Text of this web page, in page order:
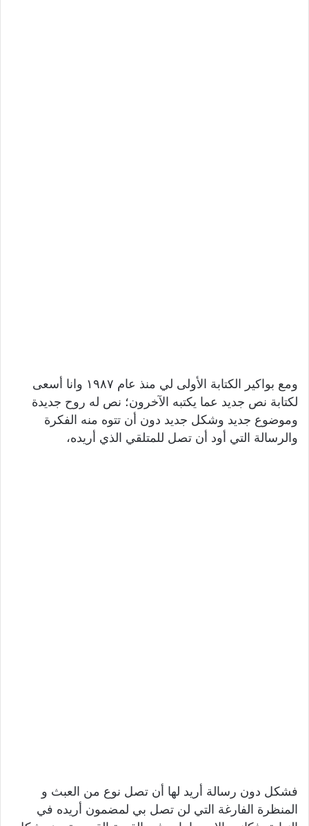
ومع بواكير الكتابة الأولى لي منذ عام ١٩٨٧ وانا أسعى
لكتابة نص جديد عما يكتبه الآخرون؛ نص له روح جديدة
وموضوع جديد وشكل جديد دون أن تتوه منه الفكرة
والرسالة التي أود أن تصل للمتلقي الذي أريده،
فشكل دون رسالة أريد لها أن تصل نوع من العبث و
المنظرة الفارغة التي لن تصل بي لمضمون أريده في